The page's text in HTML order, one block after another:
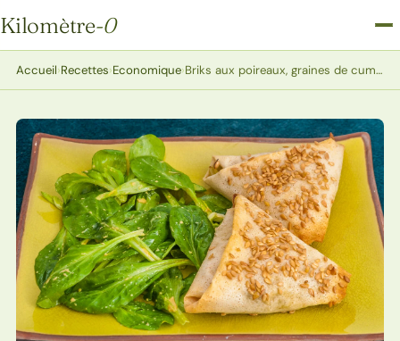
Kilomètre-0
Kilomètre-0
Accueil›Recettes›Economique› Briks aux poireaux, graines de cumin et comté